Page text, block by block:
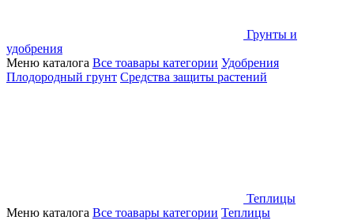
Грунты и
удобрения
Меню каталога Все тоавары категории Удобрения
Плодородный грунт Средства защиты растений
Теплицы
Меню каталога Все тоавары категории Теплицы